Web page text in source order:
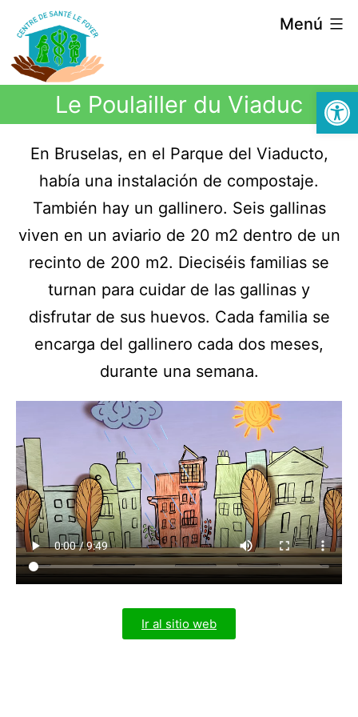
Abrir
Menú
Le Poulailler du Viaduc
En Bruselas, en el Parque del Viaducto,
había una instalación de compostaje.
También hay un gallinero. Seis gallinas
viven en un aviario de 20 m2 dentro de un
recinto de 200 m2. Dieciséis familias se
turnan para cuidar de las gallinas y
disfrutar de sus huevos. Cada familia se
encarga del gallinero cada dos meses,
durante una semana.
Ir al sitio web